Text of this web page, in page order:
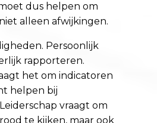
dus helpen om
alleen afwijkingen.
Persoonlijk
rapporteren.
het om indicatoren
helpen bij
vraagt om
te kijken, maar ook